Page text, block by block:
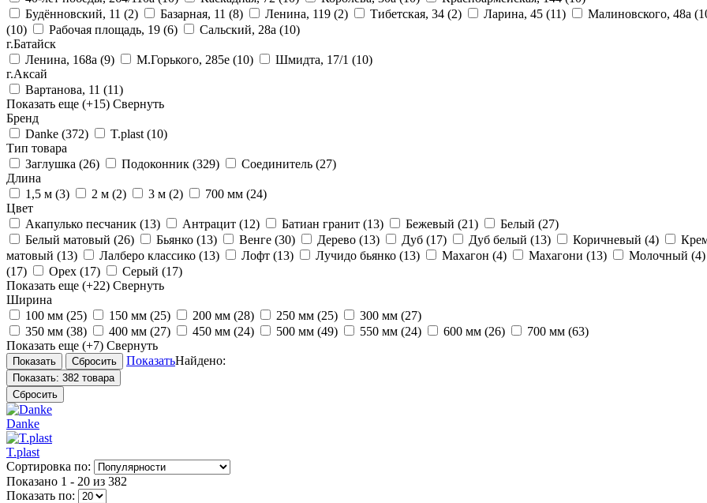
Будённовский, 11 (2) Базарная, 11 (8) Ленина, 119 (2) Тибетская, 34 (2) Ларина, 45 (11) Малиновского, 48а
(10)
Рабочая площадь, 19 (6) Сальский, 28a (10)
г.Батайск
Ленина, 168а (9) М.Горького, 285е (10) Шмидта, 17/1 (10)
г.Аксай
Вартанова, 11 (11)
Показать еще (+15) Свернуть
Бренд
Danke (372) T.plast (10)
Тип товара
Заглушка (26) Подоконник (329) Соединитель (27)
Длина
1,5 м (3) 2 м (2) 3 м (2) 700 мм (24)
Цвет
Акапулько песчаник (13) Антрацит (12) Батиан гранит (13) Бежевый (21) Белый (27)
Белый матовый (26) Бьянко (13) Венге (30) Дерево (13) Дуб (17) Дуб белый (13) Коричневый (4)
матовый (13) Лалберо классико (13) Лофт (13) Лучидо бьянко (13) Махагон (4) Махагони (13) Молочный (4)
(17)
Орех (17) Серый (17)
Показать еще (+22) Свернуть
Ширина
100 мм (25) 150 мм (25) 200 мм (28) 250 мм (25) 300 мм (27)
350 мм (38) 400 мм (27) 450 мм (24) 500 мм (49) 550 мм (24) 600 мм (26) 700 мм (63)
Показать еще (+7) Свернуть
ПоказатьНайдено:
Показать: 382 товара
Сбросить
Danke
T.plast
Сортировка по:
Показано 1 - 20 из 382
Показать по: